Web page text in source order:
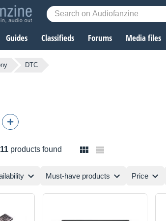
Guides Classifieds Forums Media files
DTC
11 products found
Must-have products Price